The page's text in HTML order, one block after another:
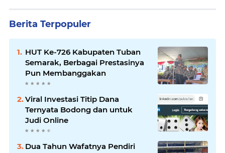
Berita Terpopuler
HUT Ke-726 Kabupaten Tuban
Semarak, Berbagai Prestasinya
Pun Membanggakan
Viral Investasi Titip Dana
Ternyata Bodong dan untuk
Judi Online
Dua Tahun Wafatnya Pendiri